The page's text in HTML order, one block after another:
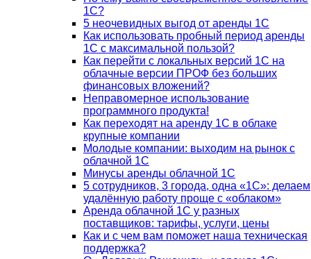
1С?
5 неочевидных выгод от аренды 1С
Как использовать пробный период аренды
1С с максимальной пользой?
Как перейти с локальных версий 1С на
облачные версии ПРОФ без больших
финансовых вложений?
Неправомерное использование
программного продукта!
Как переходят на аренду 1С в облаке
крупные компании
Молодые компании: выходим на рынок с
облачной 1С
Минусы аренды облачной 1С
5 сотрудников, 3 города, одна «1С»: делаем
удалённую работу проще с «облаком»
Аренда облачной 1С у разных
поставщиков: тарифы, услуги, цены
Как и с чем вам поможет наша техническая
поддержка?